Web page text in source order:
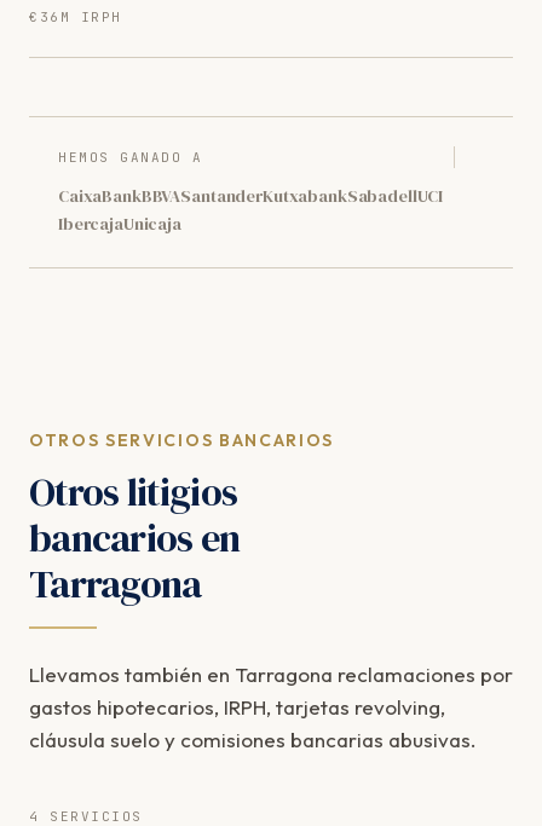
€36M IRPH
HEMOS GANADO A
CaixaBankBBVASantanderKutxabankSabadellUCI
IbercajaUnicaja
OTROS SERVICIOS BANCARIOS
Otros litigios
bancarios en
Tarragona
Llevamos también en Tarragona reclamaciones por
gastos hipotecarios, IRPH, tarjetas revolving,
cláusula suelo y comisiones bancarias abusivas.
4 SERVICIOS